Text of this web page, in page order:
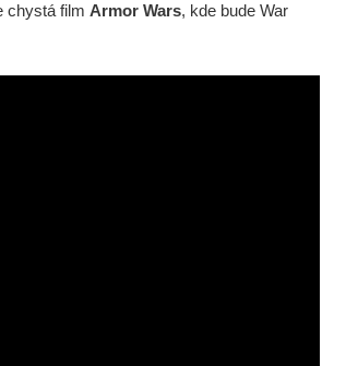
chystá film Armor Wars, kde bude War